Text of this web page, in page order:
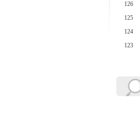
126
125
124
123